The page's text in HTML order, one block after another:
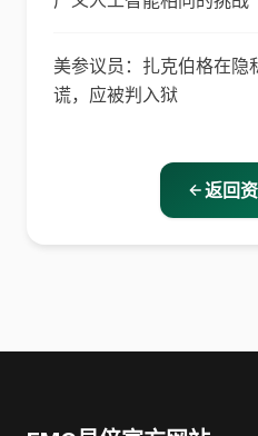
美参议员：扎克伯格在隐
谎，应被判入狱
返回